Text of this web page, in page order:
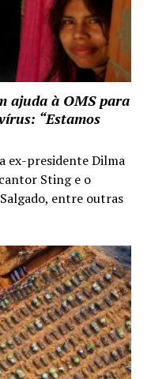
ajuda à OMS para
“Estamos
ex-presidente Dilma
Sting e o
entre outras